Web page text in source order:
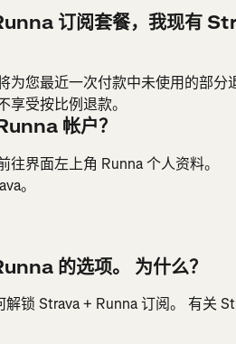
订阅套餐，我现有
为您最近一次付款中未使用的部分
受按比例退款。
帐户？
界面左上角 Runna 个人资料。
。
的选项。 为什么？
解锁 Strava + Runna 订阅。 有关